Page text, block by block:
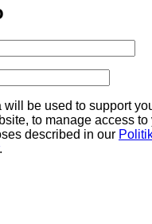
will be used to support
to manage access to
described in our
.